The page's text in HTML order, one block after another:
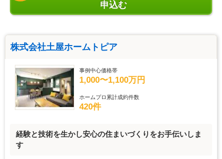
申込む
株式会社土屋ホームトピア
事例中心価格帯
1,000〜1,100万円
ホームプロ累計成約件数
420件
経験と技術を生かし安心の住まいづくりをお手伝いしま
す